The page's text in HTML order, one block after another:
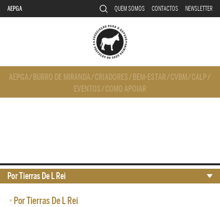
AEPGA QUEM SOMOS CONTACTOS NEWSLETTER
AEPGA/ BURRO DE MIRANDA/CRIADORES/ BEM-ESTAR/CVBM/CALP/
EVENTOS/COMO APOIAR
• Por Tierras De L Rei
Por Tierras De L Rei